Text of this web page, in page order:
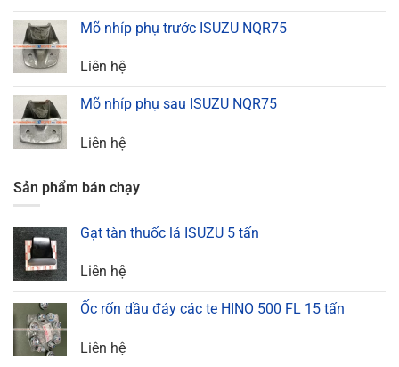
Mõ nhíp phụ trước ISUZU NQR75
Liên hệ
Mõ nhíp phụ sau ISUZU NQR75
Liên hệ
Sản phẩm bán chạy
Gạt tàn thuốc lá ISUZU 5 tấn
Liên hệ
Ốc rốn dầu đáy các te HINO 500 FL 15 tấn
Liên hệ